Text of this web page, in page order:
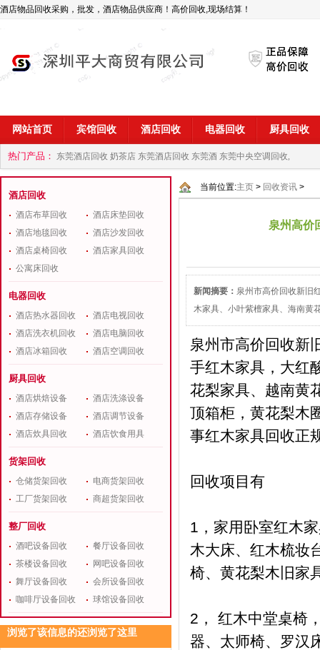
酒店物品回收采购，批发，酒店物品供应商！高价回收,现场结算！
网站首页 宾馆回收 酒店回收 电器回收 厨具回收
热门产品： 东莞酒店回收 奶茶店 东莞酒店回收 东莞酒 东莞中央空调回收,
商 深圳酒店用品回收公司
酒店回收
酒店布草回收
酒店床垫回收
酒店地毯回收
酒店沙发回收
酒店桌椅回收
酒店家具回收
公寓床回收
电器回收
酒店热水器回收
酒店电视回收
酒店洗衣机回收
酒店电脑回收
酒店冰箱回收
酒店空调回收
厨具回收
酒店烘焙设备
酒店洗涤设备
酒店存储设备
酒店调节设备
酒店炊具回收
酒店饮食用具
货架回收
仓储货架回收
电商货架回收
工厂货架回收
商超货架回收
整厂回收
酒吧设备回收
餐厅设备回收
茶楼设备回收
网吧设备回收
舞厅设备回收
会所设备回收
咖啡厅设备回收
球馆设备回收
浏览了该信息的还浏览了这里
当前位置:主页 > 回收资讯 >
泉州高价
新闻摘要： 泉州市高价回收新旧
木家具、小叶紫檀家具、海南黄
泉州市高价回收新
手红木家具，大红
花梨家具、越南黄
顶箱柜，黄花梨木
事红木家具回收正
回收项目有
1，家用卧室红木
木大床、红木梳妆
椅、黄花梨木旧家
2， 红木中堂桌椅
器、太师椅、罗汉